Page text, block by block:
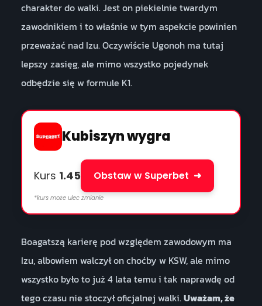
charakter do walki. Jest on piekielnie twardym
zawodnikiem i to właśnie w tym aspekcie powinien
przeważać nad Izu. Oczywiście Ugonoh ma tutaj
lepszy zasięg, ale mimo wszystko pojedynek
odbędzie się w formule K1.
Kubiszyn wygra
Kurs 1.45 Obstaw w Superbet ➜
*kurs może ulec zmianie
Boagatszą karierę pod względem zawodowym ma
Izu, albowiem walczył on choćby w KSW, ale mimo
wszystko było to już 4 lata temu i tak naprawdę od
tego czasu nie stoczył oficjalnej walki.Uważam, że